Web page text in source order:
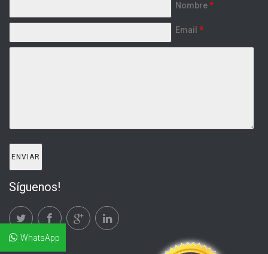
Nombre*
Email *
Síguenos!
WhatsApp